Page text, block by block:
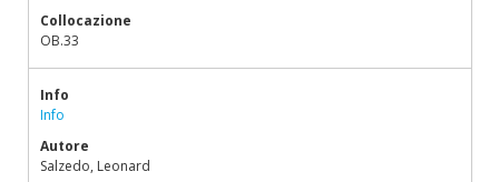
Collocazione
OB.33
Info
Info
Autore
Salzedo, Leonard